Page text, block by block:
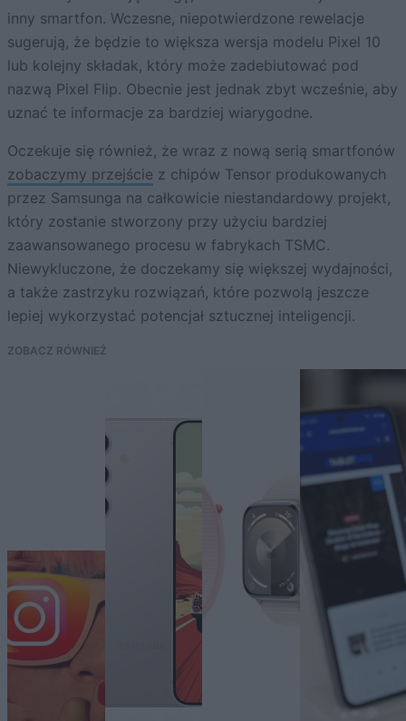
inny smartfon. Wczesne, niepotwierdzone rewelacje
sugerują, że będzie to większa wersja modelu Pixel 10
lub kolejny składak, który może zadebiutować pod
nazwą Pixel Flip. Obecnie jest jednak zbyt wcześnie, aby
uznać te informacje za bardziej wiarygodne.
Oczekuje się również, że wraz z nową serią smartfonów
zobaczymy przejście z chipów Tensor produkowanych
przez Samsunga na całkowicie niestandardowy projekt,
który zostanie stworzony przy użyciu bardziej
zaawansowanego procesu w fabrykach TSMC.
Niewykluczone, że doczekamy się większej wydajności,
a także zastrzyku rozwiązań, które pozwolą jeszcze
lepiej wykorzystać potencjał sztucznej inteligencji.
ZOBACZ RÓWNIEŻ